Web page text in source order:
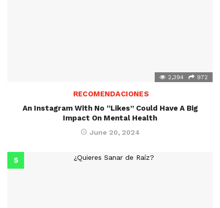
2,394 972
RECOMENDACIONES
An Instagram With No “Likes” Could Have A Big
Impact On Mental Health
June 20, 2024